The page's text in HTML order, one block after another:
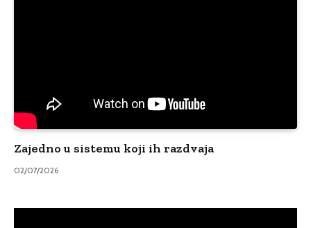
Zajedno u sistemu koji ih razdvaja
02/07/2026